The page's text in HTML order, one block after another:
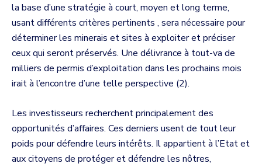
la base d’une stratégie à court, moyen et long terme,
usant différents critères pertinents , sera nécessaire pour
déterminer les minerais et sites à exploiter et préciser
ceux qui seront préservés. Une délivrance à tout-va de
milliers de permis d’exploitation dans les prochains mois
irait à l’encontre d’une telle perspective (2).
Les investisseurs recherchent principalement des
opportunités d’affaires. Ces derniers usent de tout leur
poids pour défendre leurs intérêts. Il appartient à l’Etat et
aux citoyens de protéger et défendre les nôtres,